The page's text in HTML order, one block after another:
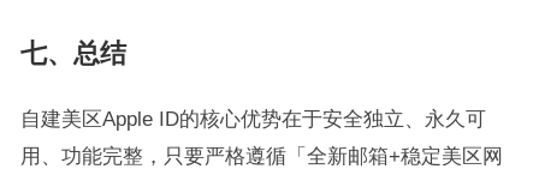
七、总结
自建美区Apple ID的核心优势在于安全独立、永久可
用、功能完整，只要严格遵循「全新邮箱+稳定美区网